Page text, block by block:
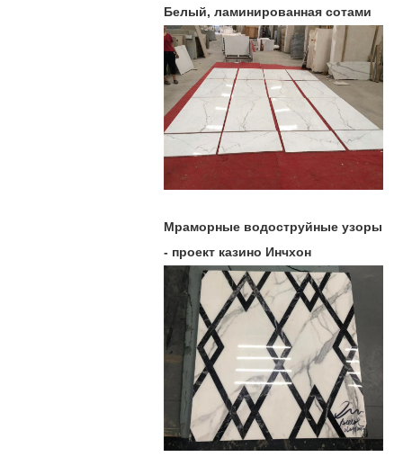
Белый, ламинированная сотами
Мраморные водоструйные узоры
- проект казино Инчхон